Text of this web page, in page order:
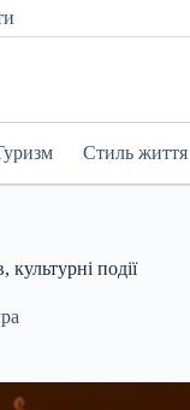
Стиль життя
культурні події